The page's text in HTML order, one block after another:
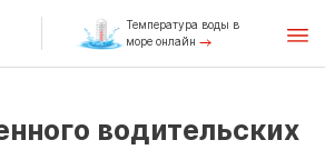
Температура воды в
море онлайн
водительских